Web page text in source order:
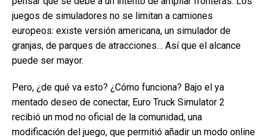
juegos de simuladores no se limitan a camiones
europeos: existe versión americana, un simulador de
granjas, de parques de atracciones… Así que el alcance
puede ser mayor.
Pero, ¿de qué va esto? ¿Cómo funciona? Bajo el ya
mentado deseo de conectar, Euro Truck Simulator 2
recibió un mod no oficial de la comunidad, una
modificación del juego, que permitió añadir un modo online